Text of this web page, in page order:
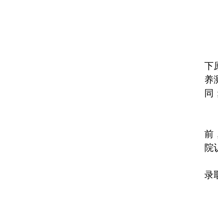
下
养
同
前
院
录